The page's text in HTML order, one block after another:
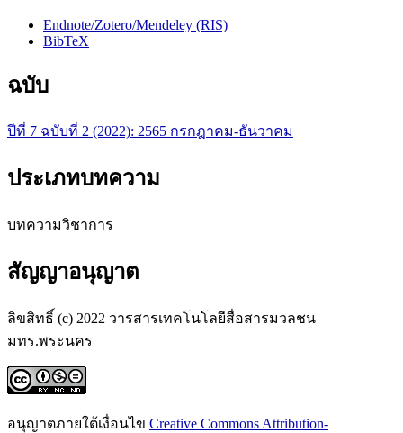
Endnote/Zotero/Mendeley (RIS)
BibTeX
ฉบับ
ปีที่ 7 ฉบับที่ 2 (2022): 2565 กรกฎาคม-ธันวาคม
ประเภทบทความ
บทความวิชาการ
สัญญาอนุญาต
ลิขสิทธิ์ (c) 2022 วารสารเทคโนโลยีสื่อสารมวลชน
มทร.พระนคร
อนุญาตภายใต้เงื่อนไข Creative Commons Attribution-